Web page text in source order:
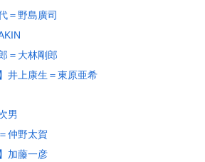
＝野島廣司
＝大林剛郎
井上康生＝東原亜希
男
仲野太賀
加藤一彦